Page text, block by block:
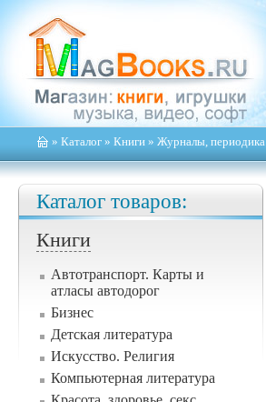
» Каталог » Книги » Журналы, периодика
Каталог товаров:
Книги
Автотранспорт. Карты и
атласы автодорог
Бизнес
Детская литература
Искусство. Религия
Компьютерная литература